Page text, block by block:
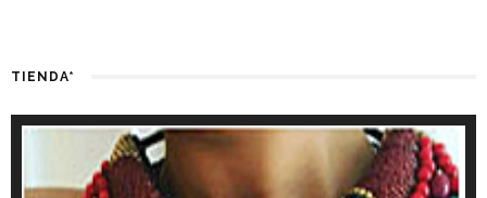
TIENDA*